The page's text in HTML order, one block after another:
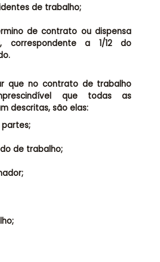
de trabalho;
de contrato ou dispensa
correspondente a 1/12 do
que no contrato de trabalho
que todas as
descritas, são elas:
de trabalho;